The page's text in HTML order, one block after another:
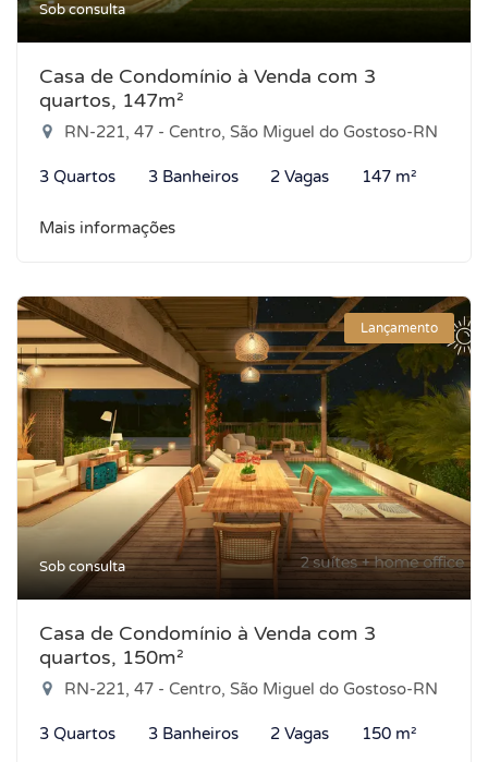
Sob consulta
Casa de Condomínio à Venda com 3
quartos, 147m²
RN-221, 47 - Centro, São Miguel do Gostoso-RN
3 Quartos 3 Banheiros 2 Vagas 147 m²
Mais informações
Lançamento
Sob consulta
Casa de Condomínio à Venda com 3
quartos, 150m²
RN-221, 47 - Centro, São Miguel do Gostoso-RN
3 Quartos 3 Banheiros 2 Vagas 150 m²